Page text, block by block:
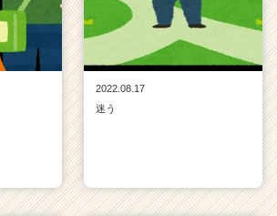
2022.08.17
迷う